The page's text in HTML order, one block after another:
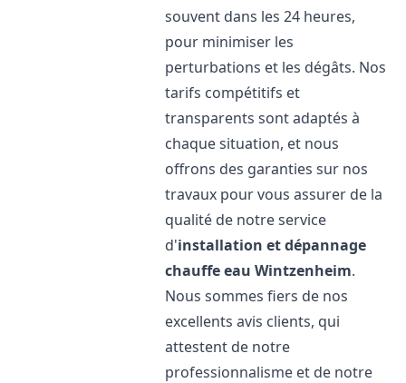
souvent dans les 24 heures,
pour minimiser les
perturbations et les dégâts. Nos
tarifs compétitifs et
transparents sont adaptés à
chaque situation, et nous
offrons des garanties sur nos
travaux pour vous assurer de la
qualité de notre service
d'installation et dépannage
chauffe eau Wintzenheim.
Nous sommes fiers de nos
excellents avis clients, qui
attestent de notre
professionnalisme et de notre